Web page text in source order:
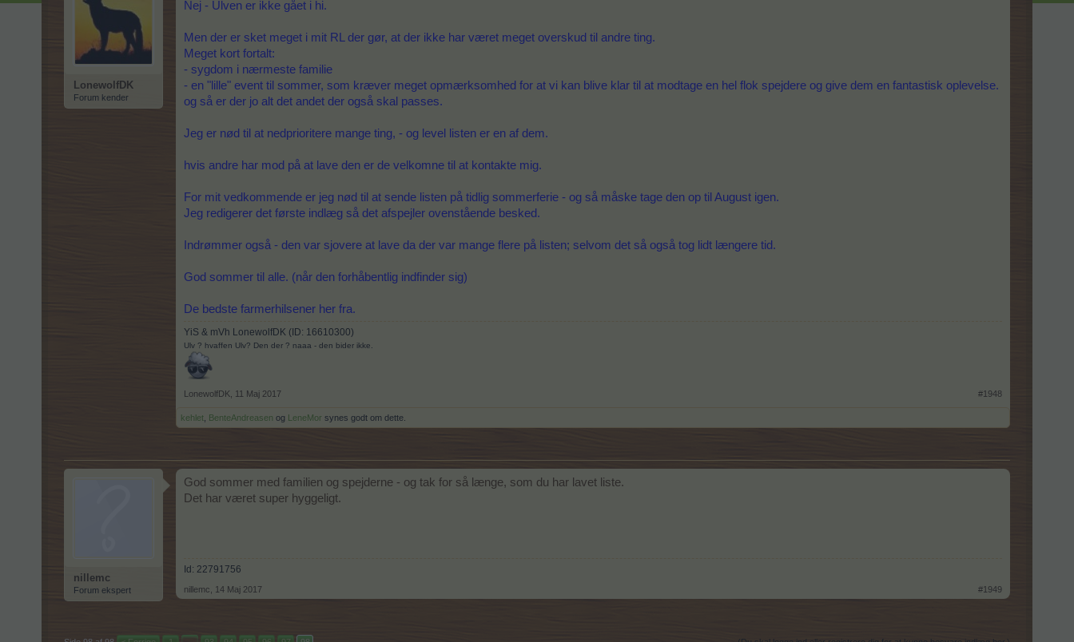
LonewolfDK
Forum kender
Nej - Ulven er ikke gået i hi.
Men der er sket meget i mit RL der gør, at der ikke har været meget overskud til andre ting.
Meget kort fortalt:
- sygdom i nærmeste familie
- en "lille" event til sommer, som kræver meget opmærksomhed for at vi kan blive klar til at modtage en hel flok spejdere og give dem en fantastisk oplevelse.
og så er der jo alt det andet der også skal passes.
Jeg er nød til at nedprioritere mange ting, - og level listen er en af dem.
hvis andre har mod på at lave den er de velkomne til at kontakte mig.
For mit vedkommende er jeg nød til at sende listen på tidlig sommerferie - og så måske tage den op til August igen.
Jeg redigerer det første indlæg så det afspejler ovenstående besked.
Indrømmer også - den var sjovere at lave da der var mange flere på listen; selvom det så også tog lidt længere tid.
God sommer til alle. (når den forhåbentlig indfinder sig)
De bedste farmerhilsener her fra.
YiS & mVh LonewolfDK (ID: 16610300)
Ulv ? hvaffen Ulv? Den der ? naaa - den bider ikke.
LonewolfDK 11 Maj 2017 #1948
kehlet BenteAndreasen og LeneMor synes godt om dette.
nillemc
Forum ekspert
God sommer med familien og spejderne - og tak for så længe, som du har lavet liste.
Det har været super hyggeligt.
Id: 22791756
nillemc 14 Maj 2017 #1949